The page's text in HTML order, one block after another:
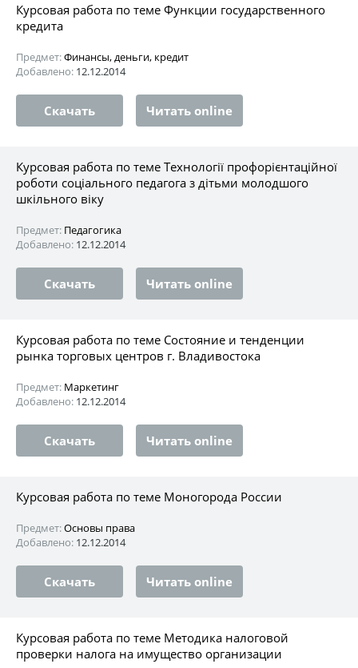
Курсовая работа по теме Функции государственного
кредита
Предмет:Финансы, деньги, кредит
Добавлено: 12.12.2014
Скачать Читать online
Курсовая работа по теме Технології профорієнтаційної
роботи соціального педагога з дітьми молодшого
шкільного віку
Предмет: Педагогика
Добавлено: 12.12.2014
Скачать Читать online
Курсовая работа по теме Состояние и тенденции
рынка торговых центров г. Владивостока
Предмет: Маркетинг
Добавлено: 12.12.2014
Скачать Читать online
Курсовая работа по теме Моногорода России
Предмет:Основы права
Добавлено: 12.12.2014
Скачать Читать online
Курсовая работа по теме Методика налоговой
проверки налога на имущество организации